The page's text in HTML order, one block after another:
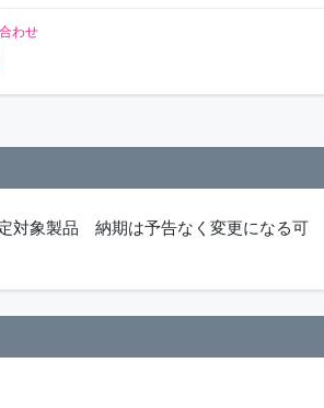
わせ
対象製品 納期は予告なく変更になる可